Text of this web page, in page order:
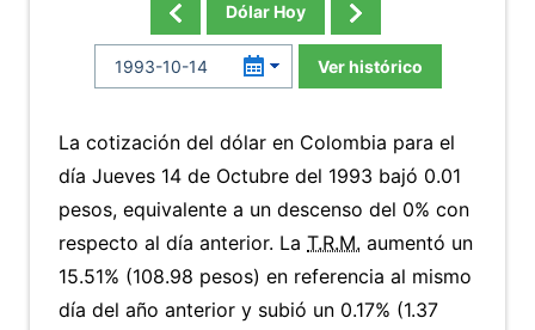
Dólar Hoy
Ver histórico
La cotización del dólar en Colombia para el
día Jueves 14 de Octubre del 1993 bajó 0.01
pesos, equivalente a un descenso del 0% con
respecto al día anterior. La T.R.M. aumentó un
15.51% (108.98 pesos) en referencia al mismo
día del año anterior y subió un 0.17% (1.37